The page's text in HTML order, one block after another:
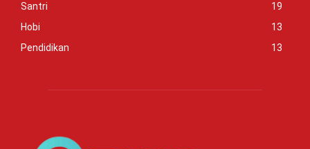
Santri
19
Hobi
13
Pendidikan
13